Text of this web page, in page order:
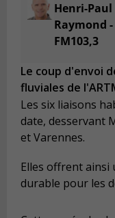
Henri-Paul
Raymond -
FM103,3
Le coup d'envoi
fluviales de
Les six liaisons
date, desservant
et Varennes.
Elles offrent ainsi
durable pour les